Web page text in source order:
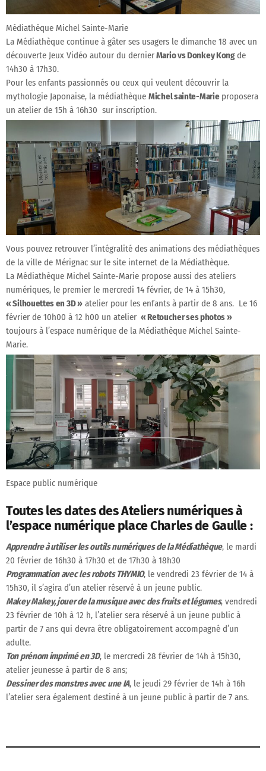
Médiathèque Michel Sainte-Marie
La Médiathèque continue à gâter ses usagers le dimanche 18 avec un
découverte Jeux Vidéo autour du dernierMario vs Donkey Kongde
14h30 à 17h30.
Pour les enfants passionnés ou ceux qui veulent découvrir la
mythologie Japonaise, la médiathèque Michel sainte-Marieproposera
un atelier de 15h à 16h30 sur inscription.
Vous pouvez retrouver l’intégralité des animations des médiathèques
de la ville de Mérignac sur le site internet de la Médiathèque.
La Médiathèque Michel Sainte-Marie propose aussi des ateliers
numériques, le premier le mercredi 14 février, de 14 à 15h30,
« Silhouettes en 3D »atelier pour les enfants à partir de 8 ans. Le 16
février de 10h00 à 12 h00 un atelier « Retoucher ses photos »
toujours à l’espace numérique de la Médiathèque Michel Sainte-
Marie.
Espace public numérique
Toutes les dates des Ateliers numériques à
l’espace numérique place Charles de Gaulle :
Apprendre à utiliser les outils numériques de la Médiathèque, le mardi
20 février de 16h30 à 17h30 et de 17h30 à 18h30
Programmation avec les robots THYMIO, le vendredi 23 février de 14 à
15h30, il s’agira d’un atelier réservé à un jeune public.
Makey Makey, jouer de la musique avec des fruits et légumes, vendredi
23 février de 10h à 12 h, l’atelier sera réservé à un jeune public à
partir de 7 ans qui devra être obligatoirement accompagné d’un
adulte.
Ton prénom imprimé en 3D, le mercredi 28 février de 14h à 15h30,
atelier jeunesse à partir de 8 ans;
Dessiner des monstres avec une IA, le jeudi 29 février de 14h à 16h
l’atelier sera également destiné à un jeune public à partir de 7 ans.